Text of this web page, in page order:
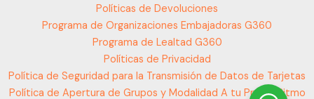
Políticas de Devoluciones
Programa de Organizaciones Embajadoras G360
Programa de Lealtad G360
Políticas de Privacidad
Política de Seguridad para la Transmisión de Datos de Tarjetas
Política de Apertura de Grupos y Modalidad A tu Propio Ritmo